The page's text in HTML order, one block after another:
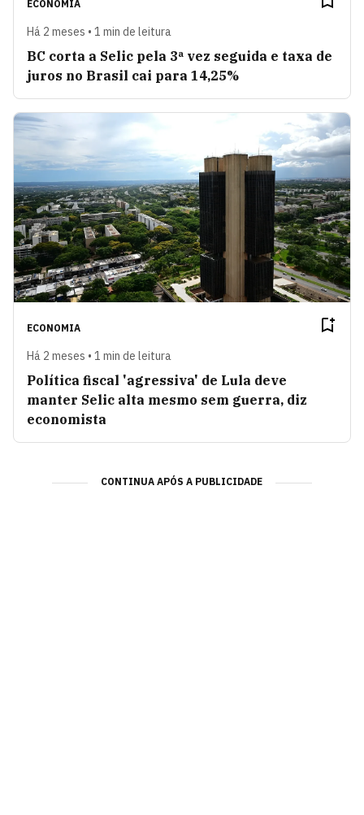
ECONOMIA
Há 2 meses • 1 min de leitura
BC corta a Selic pela 3ª vez seguida e taxa de
juros no Brasil cai para 14,25%
ECONOMIA
Há 2 meses • 1 min de leitura
Política fiscal 'agressiva' de Lula deve
manter Selic alta mesmo sem guerra, diz
economista
CONTINUA APÓS A PUBLICIDADE